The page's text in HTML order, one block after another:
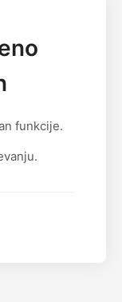
funkcije.